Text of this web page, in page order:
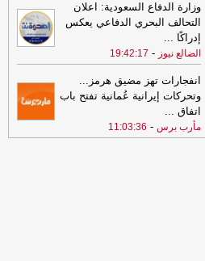
20:02
طهران تهاجم تحالف السعودية
وتركيا وباكستان.. وتقارير: الاتفاق يمهد
لضربات ضد الحوثيين -
20:02
وتركيا وباكستان.. وتقارير: الاتفاق يمهد
لضربات ضد الحوثيين
- مأرب برس
20:01
صنعاء: أي تكتل لن يتمكن من
وزارة الدفاع السعودية: اعلان
التحالف البحري الدفاعي يعكس
إدراكًا ...
الضالع نيوز -
19:42:17
انفجارات تهز مضيق هرمز...
وتحركات إيرانية عُمانية تفتح باب
اتفاق ...
مأرب برس -
11:03:36